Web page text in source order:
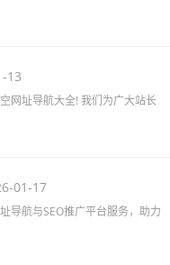
13
网址导航大全! 我们为广大站长
01-17
导航与SEO推广平台服务，助力